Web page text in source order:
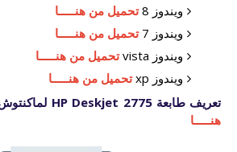
ويندوز 8
تحميل من هنـــــا
ويندوز 7
تحميل من هنـــــا
ويندوز vista
تحميل من هنـــــا
ويندوز xp
تحميل من هنـــــا
تعريف طابعة HP Deskjet 2775 لماكنتوش Mac OS
هنـــــا